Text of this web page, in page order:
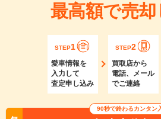
最高額で売
STEP1
愛車情報を
入力して
査定申し込み
STEP2
買取店から
電話、メール
でご連絡
90秒で終わるカンタン